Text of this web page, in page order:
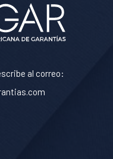
al correo: